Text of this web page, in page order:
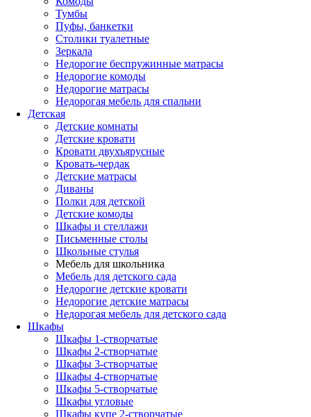
Тумбы
Пуфы, банкетки
Столики туалетные
Зеркала
Недорогие беспружинные матрасы
Недорогие комоды
Недорогие матрасы
Недорогая мебель для спальни
Детская
Детские комнаты
Детские кровати
Кровати двухъярусные
Кровать-чердак
Детские матрасы
Диваны
Полки для детской
Детские комоды
Шкафы и стеллажи
Письменные столы
Школьные стулья
Мебель для школьника
Мебель для детского сада
Недорогие детские кровати
Недорогие детские матрасы
Недорогая мебель для детского сада
Шкафы
Шкафы 1-створчатые
Шкафы 2-створчатые
Шкафы 3-створчатые
Шкафы 4-створчатые
Шкафы 5-створчатые
Шкафы угловые
Шкафы купе 2-створчатые